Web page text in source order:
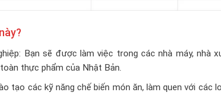
Bạn sẽ được làm việc trong các nhà máy, nhà
thực phẩm của Nhật Bản.
tạo các kỹ năng chế biến món ăn, làm quen với các